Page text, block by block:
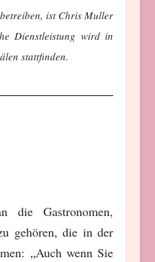
ist Chris Muller
Dienstleistung wird in
stattfinden.
die Gastronomen,
gehören, die in der
„Auch wenn Sie